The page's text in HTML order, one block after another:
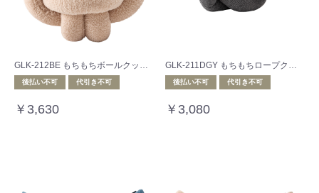
後払い不可 代引き不可
￥3,630
後払い不可 代引き不可
￥3,080